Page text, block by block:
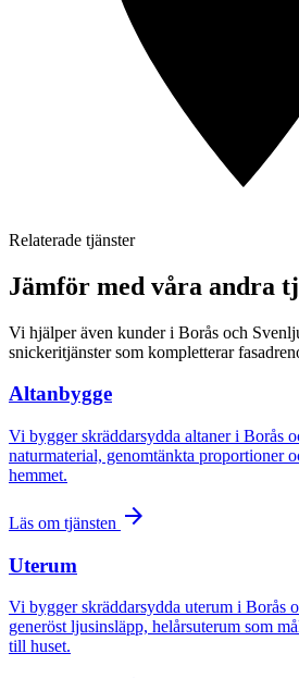
Relaterade tjänster
Jämför med våra andra
Vi hjälper även kunder i Borås och
snickeritjänster som kompletterar
Altanbygge
Vi bygger skräddarsydda altaner i Borås
naturmaterial, genomtänkta proportioner
hemmet.
Läs om tjänsten arrow_forward
Uterum
Vi bygger skräddarsydda uterum i Borås
generöst ljusinsläpp, helårsuterum som
till huset.